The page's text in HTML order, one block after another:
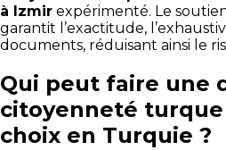
à Izmir expérimenté. Le
garantit l’exactitude,
documents, réduisant ainsi le
Qui peut faire une
citoyenneté
choix en Turquie ?